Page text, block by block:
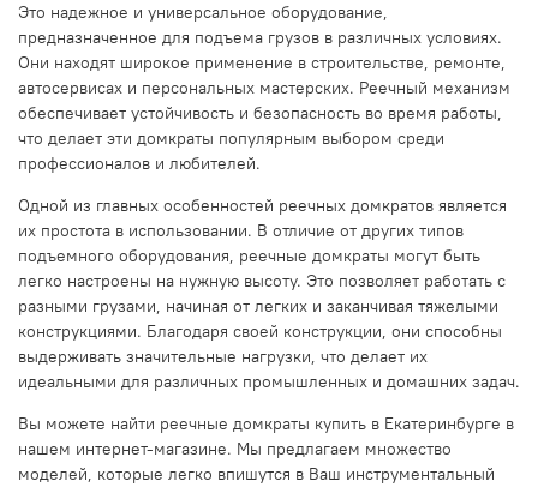
Это надежное и универсальное оборудование,
предназначенное для подъема грузов в различных условиях.
Они находят широкое применение в строительстве, ремонте,
автосервисах и персональных мастерских. Реечный механизм
обеспечивает устойчивость и безопасность во время работы,
что делает эти домкраты популярным выбором среди
профессионалов и любителей.
Одной из главных особенностей реечных домкратов является
их простота в использовании. В отличие от других типов
подъемного оборудования, реечные домкраты могут быть
легко настроены на нужную высоту. Это позволяет работать с
разными грузами, начиная от легких и заканчивая тяжелыми
конструкциями. Благодаря своей конструкции, они способны
выдерживать значительные нагрузки, что делает их
идеальными для различных промышленных и домашних задач.
Вы можете найти реечные домкраты купить в Екатеринбурге в
нашем интернет-магазине. Мы предлагаем множество
моделей, которые легко впишутся в Ваш инструментальный